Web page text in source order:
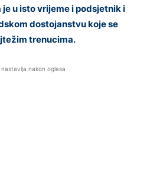
u isto vrijeme i podsjetnik i
dostojanstvu koje se
trenucima.
nastavlja nakon oglasa